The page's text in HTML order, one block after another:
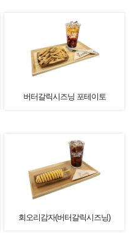
버터갈릭시즈닝 포테이토
회오리감자(버터갈릭시즈닝)